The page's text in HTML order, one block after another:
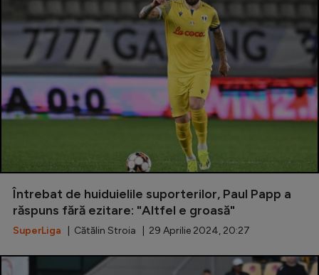
Întrebat de huiduielile suporterilor, Paul Papp a
răspuns fără ezitare: "Altfel e groasă"
SuperLiga | Cătălin Stroia | 29 Aprilie 2024, 20:27